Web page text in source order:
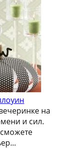
на
и сил.